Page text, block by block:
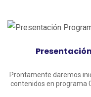
Prontamente daremos
contenidos en programa